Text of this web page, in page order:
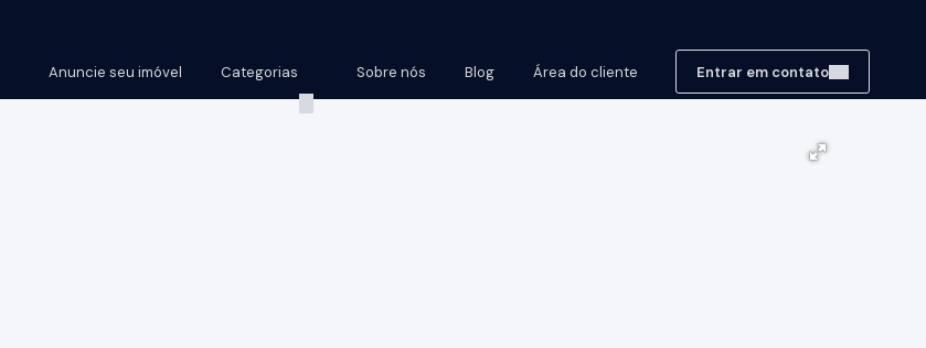
Entrar em contato
Área do cliente
Blog
Sobre nós
Categorias
Anuncie seu imóvel